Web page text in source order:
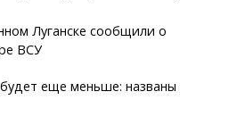
Луганске сообщили о
ВСУ
еще меньше: названы